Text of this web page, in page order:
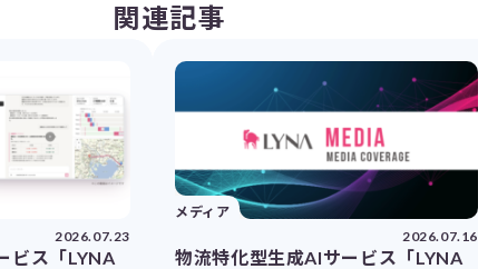
関連記事
2026.07.23
ビス「LYNA
メディア
2026.07.16
物流特化型生成AIサービス「LYNA